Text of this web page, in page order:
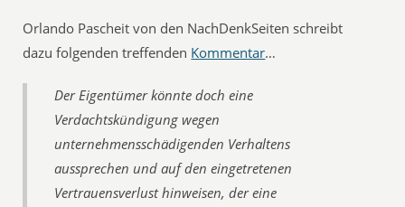
Orlando Pascheit von den NachDenkSeiten schreibt
dazu folgenden treffenden Kommentar…
Der Eigentümer könnte doch eine
Verdachtskündigung wegen
unternehmensschädigenden Verhaltens
aussprechen und auf den eingetretenen
Vertrauensverlust hinweisen, der eine